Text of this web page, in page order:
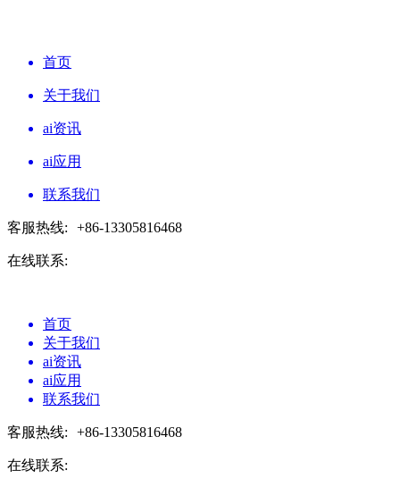
首页
关于我们
ai资讯
ai应用
联系我们
客服热线: +86-13305816468
在线联系:
首页
关于我们
ai资讯
ai应用
联系我们
客服热线: +86-13305816468
在线联系: